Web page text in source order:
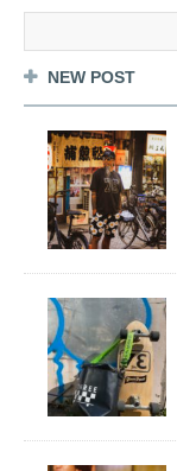
NEW POST